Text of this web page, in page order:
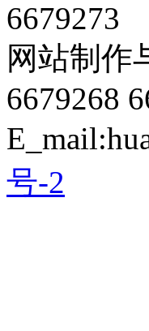
6679273
网站制作
6679268
号-2